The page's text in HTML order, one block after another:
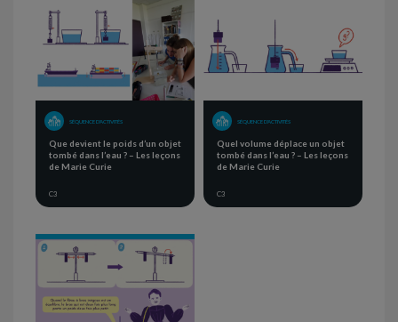
SÉQUENCE D'ACTIVITÉS
Que devient le poids d’un objet
tombé dans l’eau ? – Les leçons
de Marie Curie
C3
SÉQUENCE D'ACTIVITÉS
Quel volume déplace un objet
tombé dans l’eau ? – Les leçons
de Marie Curie
C3